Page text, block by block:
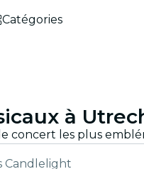
Catégories
à
Candlelight